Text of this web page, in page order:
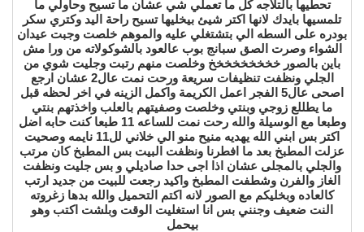
تحطيها بالتلاجه كل ما تعملي شي عشان ما تسيح وحاولي ما
تلمسيها بايدك لانها اكتر شيئ بيخليها تسيح راحة اليد وكتري سكر
بودره على السطه الي بتشتغلي عليه والموهم خلصت وجبت عيدان
الشواء وصرت الصق سبانج بوب عالعود بالشوكولاته من ورا مش
باين بالصور خخخخخخخخخ وخلصت منهم رتبت وجليت شوي من
الجلي ونظفت تنظيفات سريعة ورحت نمت عال2 عشان ارجع
اصحى عال5 الفجر اعمل الكريمة واكمل الزينه في اخر لحظه قبل
ما يطللع زوجي وبنتي وخلصت وصفيتهم بالعلب واخذتهم بنتي
وطبعا مع الوسيلة والله رحت نمت للساعه 11 طبعا كنت حابه اضل
اكتر بس ابني الله يهديه منيح منو الي خلاني لل11 نايمه وصحيت
عزلت المطبخ بعد ما افطرنا ونظفت البيت بس المطبخ كان مرتب
والجلي بالمجلى عشان اذا اجى حدا صاديلي و بس جليت ونظفت
الغاز والفرن وشطفت المطبخ واكيد رجعت للبيت من جديد ارتب
كالعاده وبخليكم مع الصور لانه اكتم التحميل والله بدها زغروته
النت ضعيف وجنني بس انا استغليت الوقت وبلشت اكتب وهو
بيحمل